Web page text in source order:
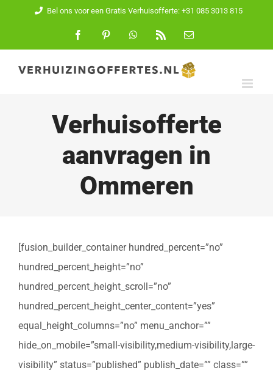
inhoud
Bel ons voor een Gratis Verhuisofferte: +31 085 3013 815
FacebookPinterest WhatsApp
E-
Verhuisofferte
aanvragen in
Ommeren
[fusion_builder_container hundred_percent=”no”
hundred_percent_height=”no”
hundred_percent_height_scroll=”no”
hundred_percent_height_center_content=”yes”
equal_height_columns=”no” menu_anchor=””
hide_on_mobile=”small-visibility,medium-visibility,large-
visibility” status=”published” publish_date=”” class=””